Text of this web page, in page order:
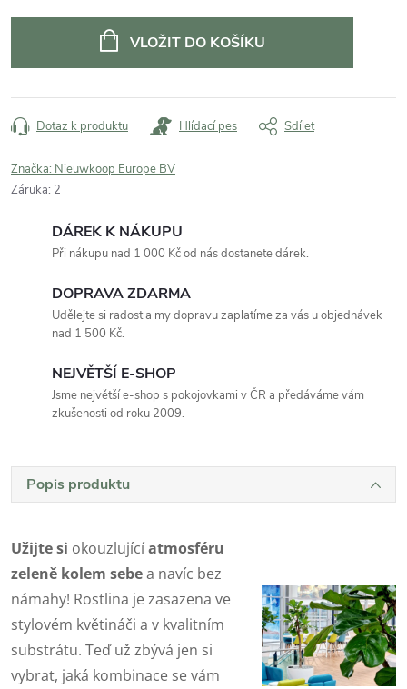
VLOŽIT DO KOŠÍKU
Dotaz k produktu Hlídací pes Sdílet
Značka: Nieuwkoop Europe BV
Záruka: 2
DÁREK K NÁKUPU
Při nákupu nad 1 000 Kč od nás dostanete dárek.
DOPRAVA ZDARMA
Udělejte si radost a my dopravu zaplatíme za vás u objednávek
nad 1 500 Kč.
NEJVĚTŠÍ E-SHOP
Jsme největší e-shop s pokojovkami v ČR a předáváme vám
zkušenosti od roku 2009.
Popis produktu
Užijte si okouzlujícíatmosféru
zeleně kolem sebea navíc bez
námahy! Rostlina je zasazena ve
stylovém květináči a v kvalitním
substrátu. Teď už zbývá jen si
vybrat, jaká kombinace se vám